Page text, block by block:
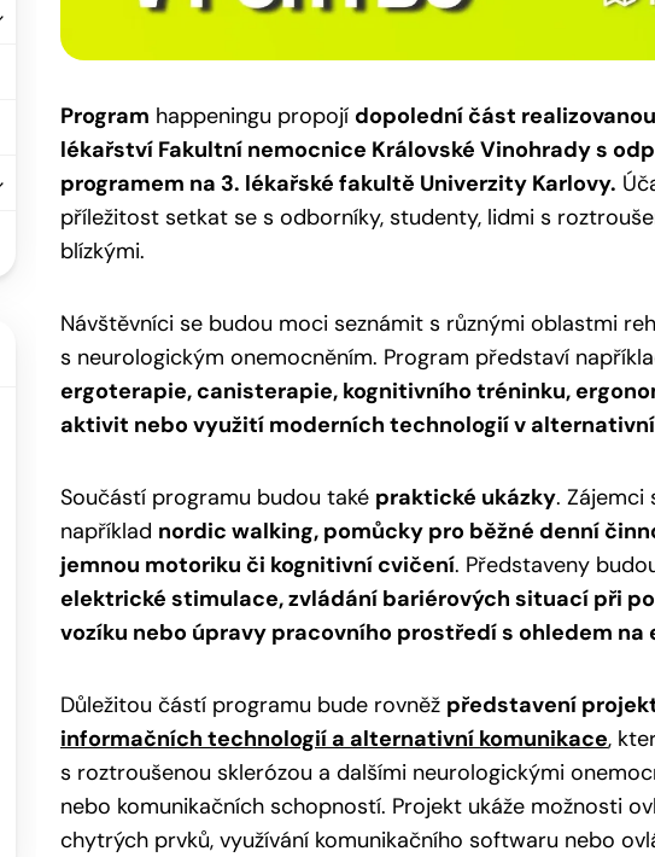
Program happeningu propojí dopolední část
lékařství Fakultní nemocnice Královské Vinohrady s
programem na 3. lékařské fakultě Univerzity Karlovy.
příležitost setkat se s odborníky, studenty, lidmi s
blízkými.
Návštěvníci se budou moci seznámit s různými oblastmi
s neurologickým onemocněním. Program představí
ergoterapie, canisterapie, kognitivního tréninku,
aktivit nebo využití moderních technologií v
Součástí programu budou také praktické ukázky. Zájemci
například nordic walking, pomůcky pro běžné denní
jemnou motoriku či kognitivní cvičení. Představeny
elektrické stimulace, zvládání bariérových situací při
vozíku nebo úpravy pracovního prostředí s ohledem na
Důležitou částí programu bude rovněž představení
informačních technologií a alternativní komunikace,
s roztroušenou sklerózou a dalšími neurologickými
nebo komunikačních schopností. Projekt ukáže možnosti
chytrých prvků, využívání komunikačního softwaru nebo